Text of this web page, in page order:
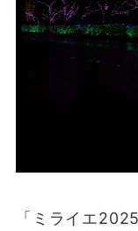
「ミライエ